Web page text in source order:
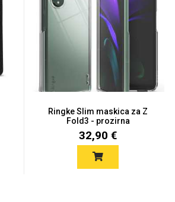
Ringke Slim maskica za Z
Fold3 - prozirna
32,90 €